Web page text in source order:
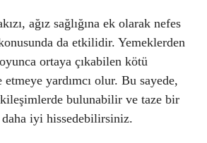
ağız sağlığına ek olarak nefes
da etkilidir. Yemeklerden
ortaya çıkabilen kötü
yardımcı olur. Bu sayede,
bulunabilir ve taze bir
iyi hissedebilirsiniz.